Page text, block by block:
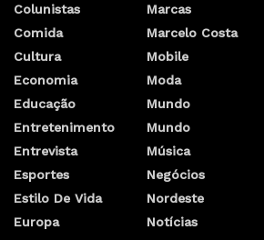
Colunistas
Comida
Cultura
Economia
Educação
Entretenimento
Entrevista
Esportes
Estilo De Vida
Europa
Marcas
Marcelo Costa
Mobile
Moda
Mundo
Mundo
Música
Negócios
Nordeste
Notícias